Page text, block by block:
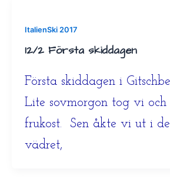
ItalienSki 2017
12/2 Första skiddagen
Första skiddagen i
Lite sovmorgon tog vi och
frukost. Sen åkte vi ut i
vädret,